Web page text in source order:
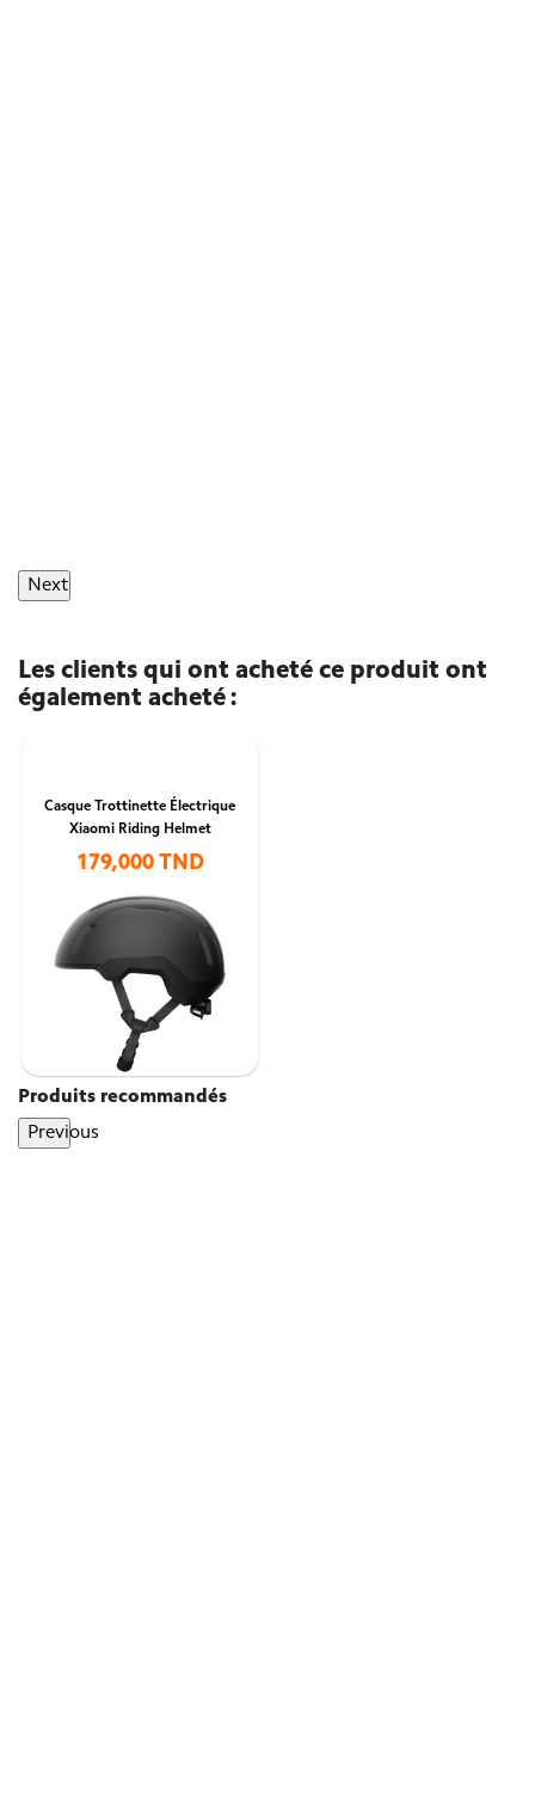
Next
Les clients qui ont acheté ce produit ont
également acheté :
Casque Trottinette Électrique
Xiaomi Riding Helmet
179,000 TND
Produits recommandés
Previous